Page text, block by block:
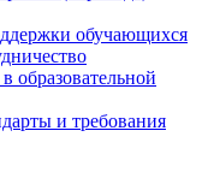
обучающихся
образовательной
и требования